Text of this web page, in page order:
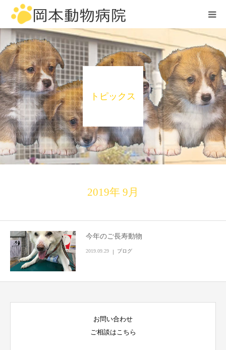
トピックス
2019年 9月
今年のご長寿動物
2019.09.29 ブログ
お問い合わせ
ご相談はこちら
ホーム
診療案内
設備案内
スタッフ紹介
Q&A